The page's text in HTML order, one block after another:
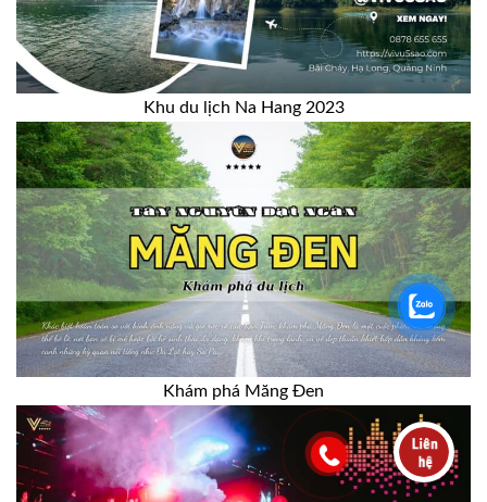
Khu du lịch Na Hang 2023
Khám phá Măng Đen